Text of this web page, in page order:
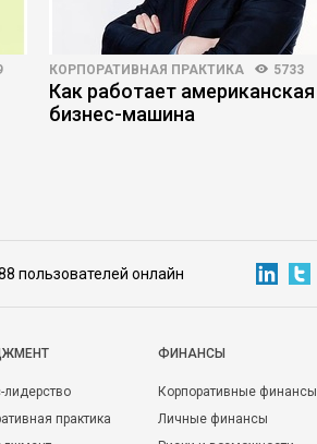
КОРПОРАТИВНАЯ ПРАКТИКА 5733
Как работает американская
бизнес-машина
пользователей онлайн
лидерство
практика
ФИНАНСЫ
Корпоративные финансы
Личные финансы